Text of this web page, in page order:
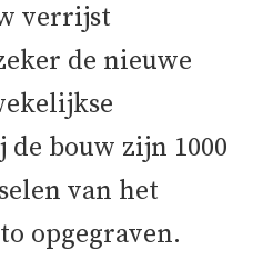
verrijst
de nieuwe
bouw zijn 1000
van het
opgegraven.